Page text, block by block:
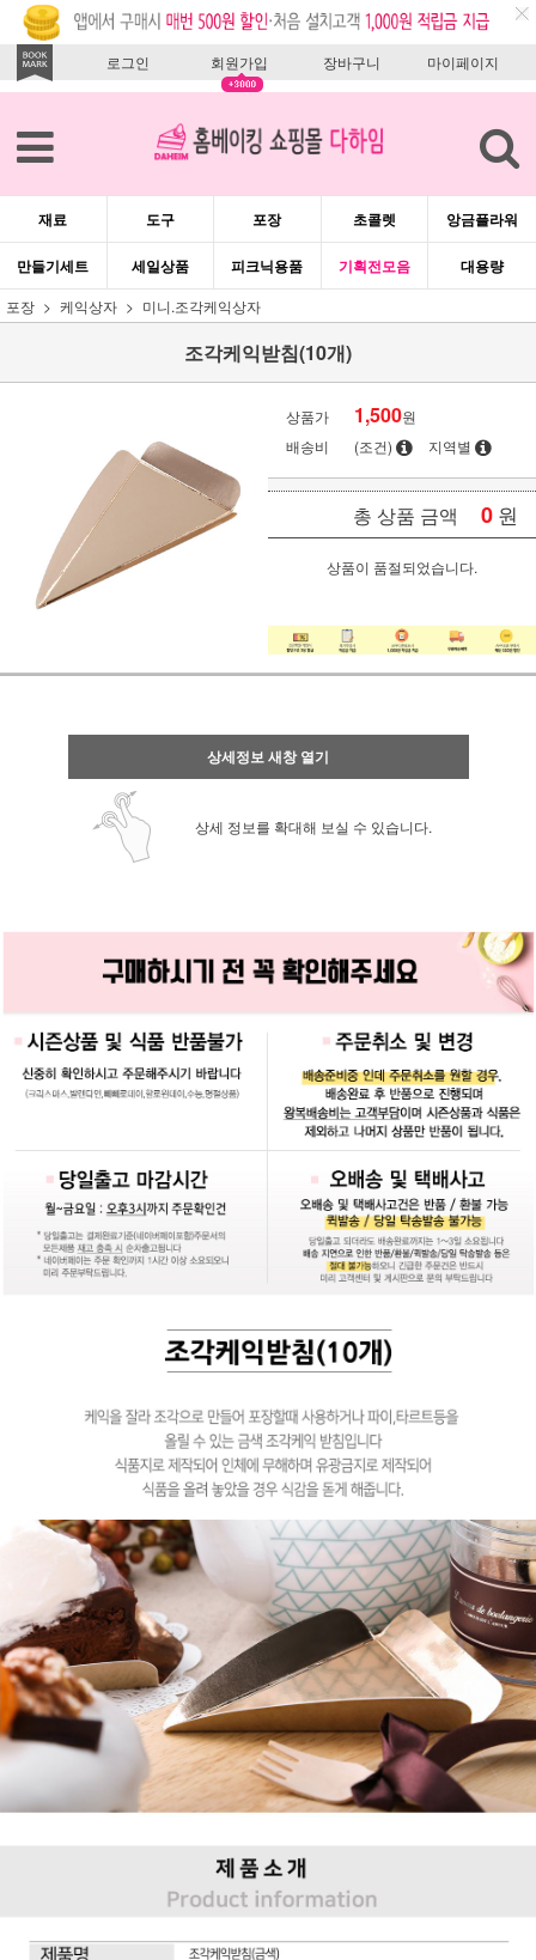
로그인 회원가입 장바구니 마이페이지
재료 도구 포장 초콜렛 앙금플라워
만들기세트 세일상품 피크닉용품 기획전모음 대용량
포장 케익상자 미니.조각케익상자
조각케익받침(10개)
상품가 1,500원
배송비
(조건) 지역별
총 상품 금액 0 원
상품이 품절되었습니다.
상세정보 새창 열기
상세 정보를 확대해 보실 수 있습니다.